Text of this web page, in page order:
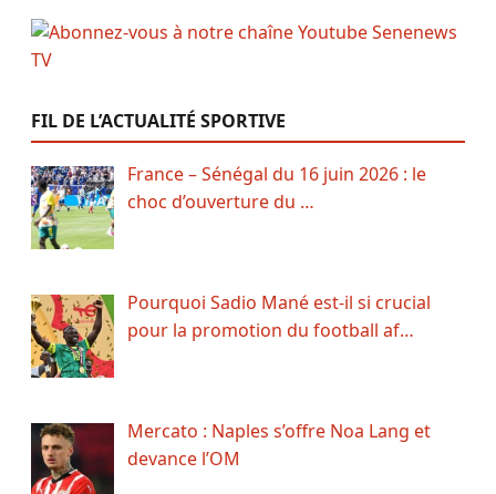
FIL DE L’ACTUALITÉ SPORTIVE
France – Sénégal du 16 juin 2026 : le
choc d’ouverture du …
Pourquoi Sadio Mané est-il si crucial
pour la promotion du football af…
Mercato : Naples s’offre Noa Lang et
devance l’OM